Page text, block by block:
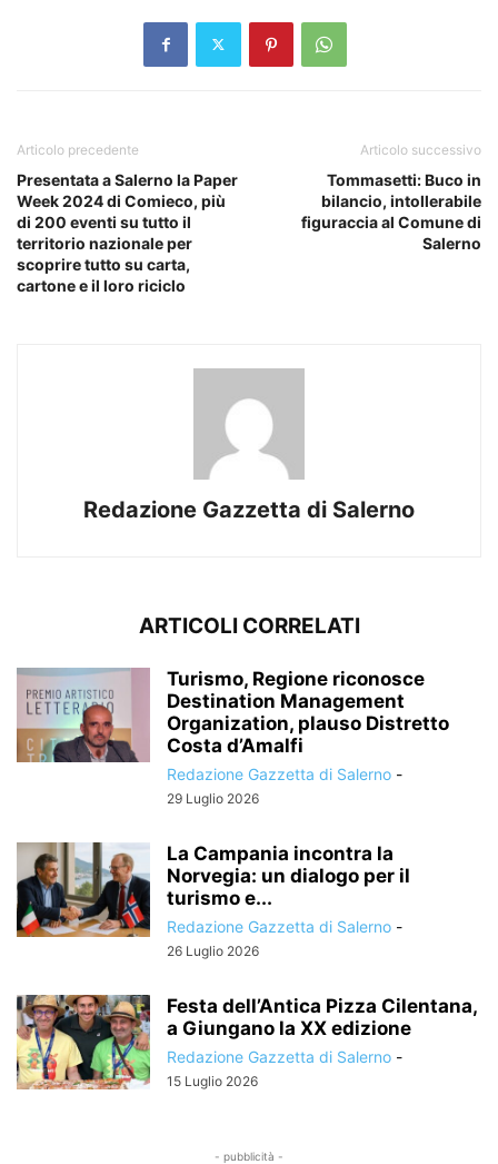
Articolo precedente
Presentata a Salerno la Paper
Week 2024 di Comieco, più
di 200 eventi su tutto il
territorio nazionale per
scoprire tutto su carta,
cartone e il loro riciclo
Articolo successivo
Tommasetti: Buco in
bilancio, intollerabile
figuraccia al Comune di
Salerno
Redazione Gazzetta di Salerno
ARTICOLI CORRELATI
Turismo, Regione riconosce
Destination Management
Organization, plauso Distretto
Costa d’Amalfi
Redazione Gazzetta di Salerno -
29 Luglio 2026
La Campania incontra la
Norvegia: un dialogo per il
turismo e...
Redazione Gazzetta di Salerno -
26 Luglio 2026
Festa dell’Antica Pizza Cilentana,
a Giungano la XX edizione
Redazione Gazzetta di Salerno -
15 Luglio 2026
- pubblicità -